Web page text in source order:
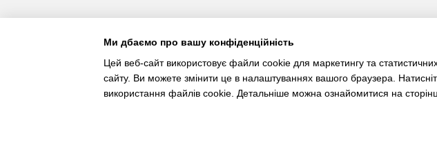
Ми дбаємо про вашу конфіденційність
Цей веб-сайт використовує файли cookie для маркетингу та
сайту. Ви можете змінити це в налаштуваннях вашого браузера.
використання файлів cookie. Детальніше можна ознайомитися на